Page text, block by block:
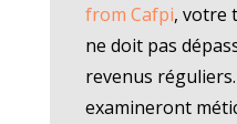
from Cafpi, votre
ne doit pas
revenus
examineront